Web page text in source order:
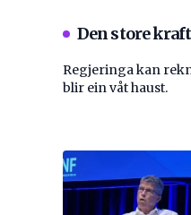
Den store
Regjeringa kan
blir ein våt haust.